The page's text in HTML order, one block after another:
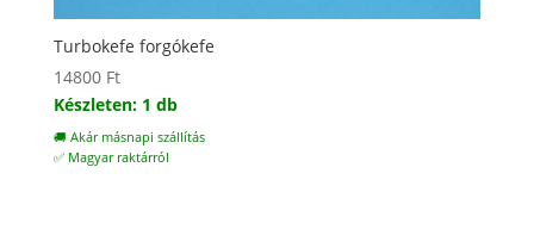
Turbokefe forgókefe
14800 Ft
Készleten: 1 db
🚚 Akár másnapi szállítás
✅ Magyar raktárról